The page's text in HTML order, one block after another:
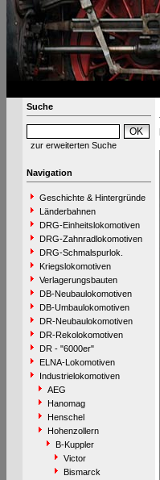
Suche
zur erweiterten Suche
Navigation
Geschichte & Hintergründe
Länderbahnen
DRG-Einheitslokomotiven
DRG-Zahnradlokomotiven
DRG-Schmalspurlok.
Kriegslokomotiven
Verlagerungsbauten
DB-Neubaulokomotiven
DB-Umbaulokomotiven
DR-Neubaulokomotiven
DR-Rekolokomotiven
DR - "6000er"
ELNA-Lokomotiven
Industrielokomotiven
AEG
Hanomag
Henschel
Hohenzollern
B-Kuppler
Victor
Bismarck